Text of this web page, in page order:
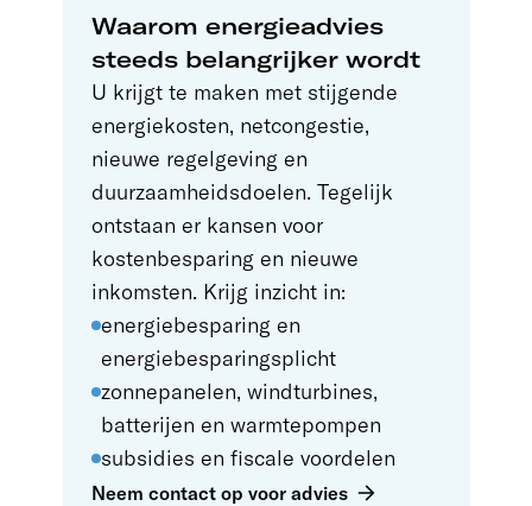
Waarom energieadvies
steeds belangrijker wordt
U krijgt te maken met stijgende
energiekosten, netcongestie,
nieuwe regelgeving en
duurzaamheidsdoelen. Tegelijk
ontstaan er kansen voor
kostenbesparing en nieuwe
inkomsten. Krijg inzicht in:
energiebesparing en
energiebesparingsplicht
zonnepanelen, windturbines,
batterijen en warmtepompen
subsidies en fiscale voordelen
Neem contact op voor advies